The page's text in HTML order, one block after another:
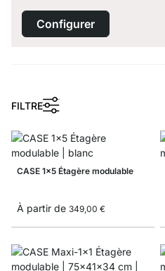
Configurer
FILTRE
1
CASE 1x5 Étagère modulable
À partir de 349,00 €